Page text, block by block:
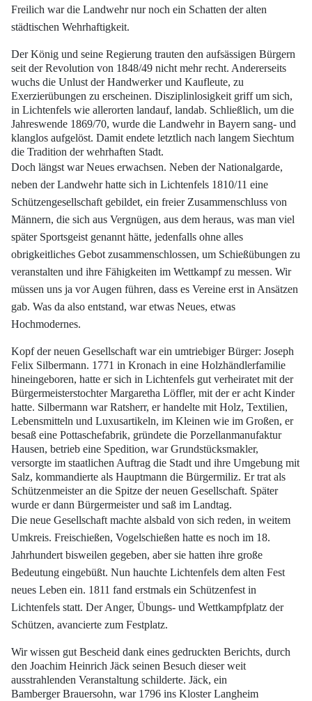
Freilich war die Landwehr nur noch ein Schatten der alten
städtischen Wehrhaftigkeit.
Der König und seine Regierung trauten den aufsässigen Bürgern
seit der Revolution von 1848/49 nicht mehr recht. Andererseits
wuchs die Unlust der Handwerker und Kaufleute, zu
Exerzierübungen zu erscheinen. Disziplinlosigkeit griff um sich,
in Lichtenfels wie allerorten landauf, landab. Schließlich, um die
Jahreswende 1869/70, wurde die Landwehr in Bayern sang- und
klanglos aufgelöst. Damit endete letztlich nach langem Siechtum
die Tradition der wehrhaften Stadt.
Doch längst war Neues erwachsen. Neben der Nationalgarde,
neben der Landwehr hatte sich in Lichtenfels 1810/11 eine
Schützengesellschaft gebildet, ein freier Zusammenschluss von
Männern, die sich aus Vergnügen, aus dem heraus, was man viel
später Sportsgeist genannt hätte, jedenfalls ohne alles
obrigkeitliches Gebot zusammenschlossen, um Schießübungen zu
veranstalten und ihre Fähigkeiten im Wettkampf zu messen. Wir
müssen uns ja vor Augen führen, dass es Vereine erst in Ansätzen
gab. Was da also entstand, war etwas Neues, etwas
Hochmodernes.
Kopf der neuen Gesellschaft war ein umtriebiger Bürger: Joseph
Felix Silbermann. 1771 in Kronach in eine Holzhändlerfamilie
hineingeboren, hatte er sich in Lichtenfels gut verheiratet mit der
Bürgermeisterstochter Margaretha Löffler, mit der er acht Kinder
hatte. Silbermann war Ratsherr, er handelte mit Holz, Textilien,
Lebensmitteln und Luxusartikeln, im Kleinen wie im Großen, er
besaß eine Pottaschefabrik, gründete die Porzellanmanufaktur
Hausen, betrieb eine Spedition, war Grundstücksmakler,
versorgte im staatlichen Auftrag die Stadt und ihre Umgebung mit
Salz, kommandierte als Hauptmann die Bürgermiliz. Er trat als
Schützenmeister an die Spitze der neuen Gesellschaft. Später
wurde er dann Bürgermeister und saß im Landtag.
Die neue Gesellschaft machte alsbald von sich reden, in weitem
Umkreis. Freischießen, Vogelschießen hatte es noch im 18.
Jahrhundert bisweilen gegeben, aber sie hatten ihre große
Bedeutung eingebüßt. Nun hauchte Lichtenfels dem alten Fest
neues Leben ein. 1811 fand erstmals ein Schützenfest in
Lichtenfels statt. Der Anger, Übungs- und Wettkampfplatz der
Schützen, avancierte zum Festplatz.
Wir wissen gut Bescheid dank eines gedruckten Berichts, durch
den Joachim Heinrich Jäck seinen Besuch dieser weit
ausstrahlenden Veranstaltung schilderte. Jäck, ein
Bamberger Brauersohn, war 1796 ins Kloster Langheim